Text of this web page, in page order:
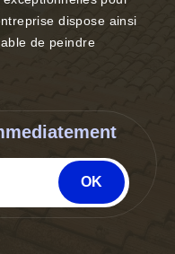
dispose ainsi
de peindre